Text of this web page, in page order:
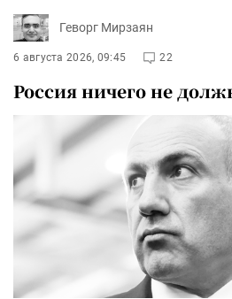
Геворг Мирзаян
6 августа 2026, 09:45 22
Россия ничего не